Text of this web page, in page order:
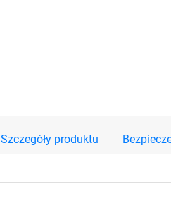
Szczegóły produktu